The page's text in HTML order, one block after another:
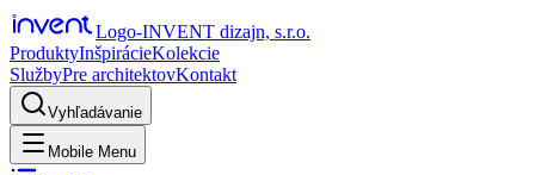
Logo-INVENT dizajn, s.r.o.
ProduktyInšpirácieKolekcie
SlužbyPre architektovKontakt
Vyhľadávanie
Mobile Menu